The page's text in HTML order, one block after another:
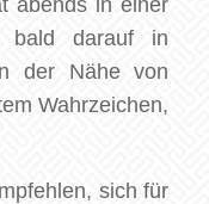
abends in einer
bald darauf in
der Nähe von
Wahrzeichen,
sich für